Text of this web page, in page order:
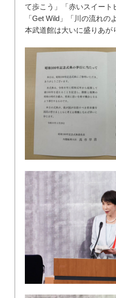
て歩こう」「赤いスイート
「Get Wild」「川の流れの
本武道館は大いに盛りあが